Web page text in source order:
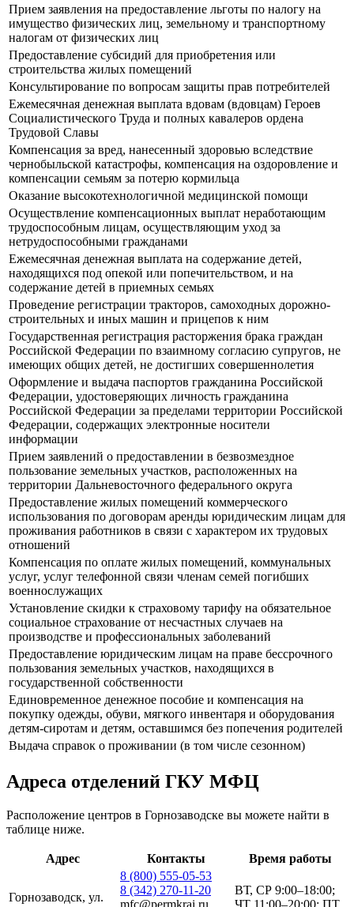
Прием заявления на предоставление льготы по налогу на
имущество физических лиц, земельному и транспортному
налогам от физических лиц
Предоставление субсидий для приобретения или
строительства жилых помещений
Консультирование по вопросам защиты прав потребителей
Ежемесячная денежная выплата вдовам (вдовцам) Героев
Социалистического Труда и полных кавалеров ордена
Трудовой Славы
Компенсация за вред, нанесенный здоровью вследствие
чернобыльской катастрофы, компенсация на оздоровление и
компенсации семьям за потерю кормильца
Оказание высокотехнологичной медицинской помощи
Осуществление компенсационных выплат неработающим
трудоспособным лицам, осуществляющим уход за
нетрудоспособными гражданами
Ежемесячная денежная выплата на содержание детей,
находящихся под опекой или попечительством, и на
содержание детей в приемных семьях
Проведение регистрации тракторов, самоходных дорожно-
строительных и иных машин и прицепов к ним
Государственная регистрация расторжения брака граждан
Российской Федерации по взаимному согласию супругов, не
имеющих общих детей, не достигших совершеннолетия
Оформление и выдача паспортов гражданина Российской
Федерации, удостоверяющих личность гражданина
Российской Федерации за пределами территории Российской
Федерации, содержащих электронные носители
информации
Прием заявлений о предоставлении в безвозмездное
пользование земельных участков, расположенных на
территории Дальневосточного федерального округа
Предоставление жилых помещений коммерческого
использования по договорам аренды юридическим лицам для
проживания работников в связи с характером их трудовых
отношений
Компенсация по оплате жилых помещений, коммунальных
услуг, услуг телефонной связи членам семей погибших
военнослужащих
Установление скидки к страховому тарифу на обязательное
социальное страхование от несчастных случаев на
производстве и профессиональных заболеваний
Предоставление юридическим лицам на праве бессрочного
пользования земельных участков, находящихся в
государственной собственности
Единовременное денежное пособие и компенсация на
покупку одежды, обуви, мягкого инвентаря и оборудования
детям-сиротам и детям, оставшимся без попечения родителей
Выдача справок о проживании (в том числе сезонном)
Адреса отделений ГКУ МФЦ
Расположение центров в Горнозаводске вы можете найти в
таблице ниже.
Адрес Контакты Время работы
Горнозаводск, ул.
8 (800) 555-05-53
8 (342) 270-11-20
ВТ, СР 9:00–18:00;